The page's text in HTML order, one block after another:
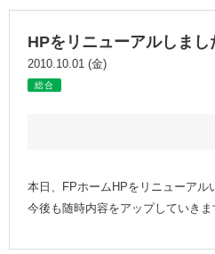
HPをリニューアルしまし
2010.10.01 (金)
総合
本日、FPホームHPをリニューアル
今後も随時内容をアップしていきま